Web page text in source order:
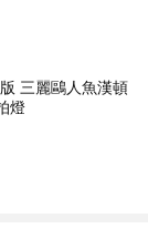
版 三麗鷗人魚漢頓
燈